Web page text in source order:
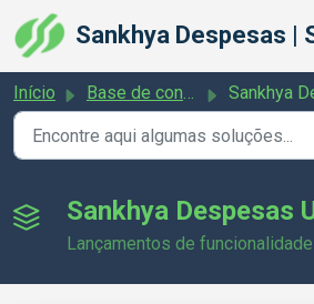
Ir para o conteúdo principal
Início Base de conhecimento Sankhya
Sankhya Despesas
Lançamentos de